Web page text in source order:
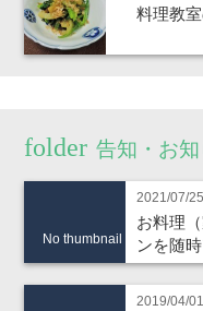
料理教
告知・お
No thumbnail
2021/07/25
お料理
ンを随
2019/04/01